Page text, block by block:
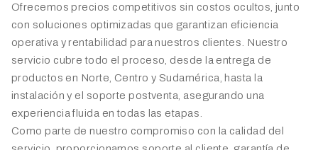
Ofrecemos precios competitivos sin costos ocultos, junto
con soluciones optimizadas que garantizan eficiencia
operativa y rentabilidad para nuestros clientes. Nuestro
servicio cubre todo el proceso, desde la entrega de
productos en Norte, Centro y Sudamérica, hasta la
instalación y el soporte postventa, asegurando una
experiencia fluida en todas las etapas.
Como parte de nuestro compromiso con la calidad del